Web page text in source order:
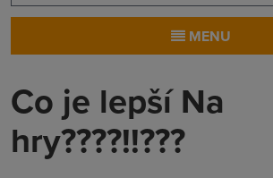
MENU
Co je lepší Na
hry????!!???